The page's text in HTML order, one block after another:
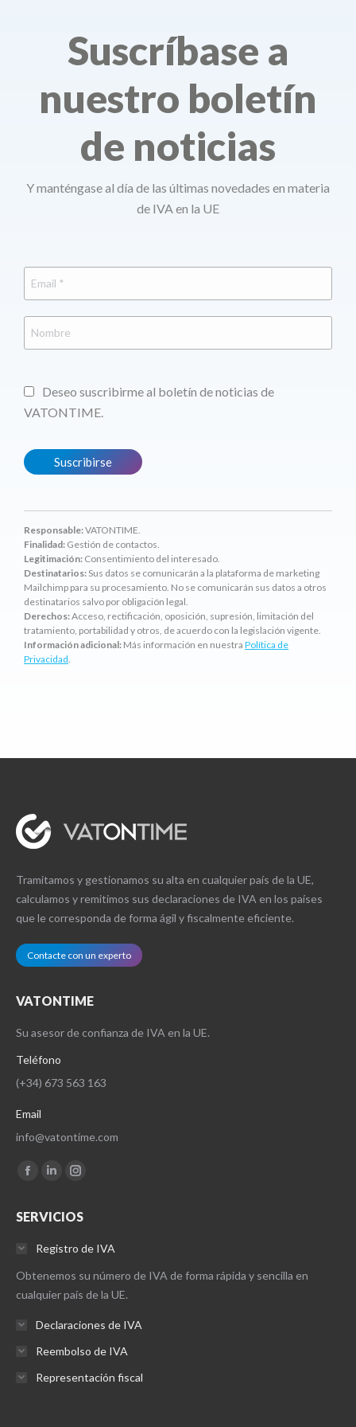
Suscríbase a
nuestro boletín
de noticias
Y manténgase al día de las últimas novedades en materia
de IVA en la UE
Deseo suscribirme al boletín de noticias de
VATONTIME.
Responsable:VATONTIME.
Finalidad: Gestión de contactos.
Legitimación: Consentimiento del interesado.
Destinatarios: Sus datos se comunicarán a la plataforma de marketing
Mailchimp para su procesamiento. No se comunicarán sus datos a otros
destinatarios salvo por obligación legal.
Derechos:Acceso, rectificación, oposición, supresión, limitación del
tratamiento, portabilidad y otros, de acuerdo con la legislación vigente.
Información adicional: Más información en nuestra Política de
Privacidad.
Tramitamos y gestionamos su alta en cualquier país de la UE,
calculamos y remitimos sus declaraciones de IVA en los países
que le corresponda de forma ágil y fiscalmente eficiente.
Contacte con un experto
VATONTIME
Su asesor de confianza de IVA en la UE.
Teléfono
(+34) 673 563 163
Email
info@vatontime.com
Encuéntranos en:
Facebook
opens
window
Linkedin
opens
in
window
Instagram
opens
window
SERVICIOS
Registro de IVA
Obtenemos su número de IVA de forma rápida y sencilla en
cualquier país de la UE.
Declaraciones de IVA
Reembolso de IVA
Representación fiscal